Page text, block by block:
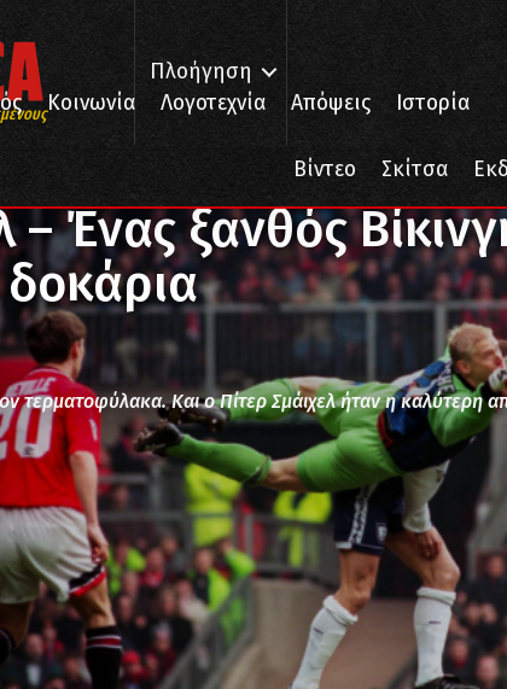
Πλοήγηση
Κοινωνία Λογοτεχνία Απόψεις Ιστορία
Βίντεο Σκίτσα
– Ένας ξανθός Βίκινγκ κάτω από τα δοκάρια
– Ένας ξανθός
τερματοφύλακα. Και ο Πίτερ Σμάιχελ ήταν η καλύτερη